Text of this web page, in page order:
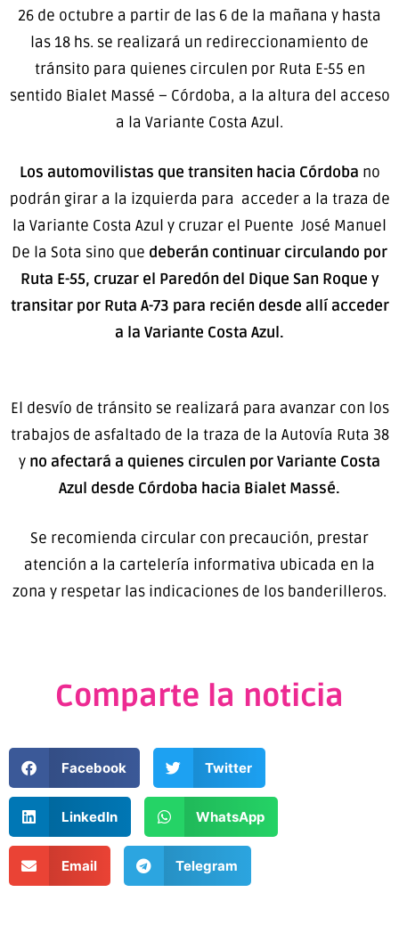
26 de octubre a partir de las 6 de la mañana y hasta
las 18 hs. se realizará un redireccionamiento de
tránsito para quienes circulen por Ruta E-55 en
sentido Bialet Massé – Córdoba, a la altura del acceso
a la Variante Costa Azul.
Los automovilistas que transiten hacia Córdoba no
podrán girar a la izquierda para acceder a la traza de
la Variante Costa Azul y cruzar el Puente José Manuel
De la Sota sino que deberán continuar circulando por
Ruta E-55, cruzar el Paredón del Dique San Roque y
transitar por Ruta A-73 para recién desde allí acceder
a la Variante Costa Azul.
El desvío de tránsito se realizará para avanzar con los
trabajos de asfaltado de la traza de la Autovía Ruta 38
y no afectará a quienes circulen por Variante Costa
Azul desde Córdoba hacia Bialet Massé.
Se recomienda circular con precaución, prestar
atención a la cartelería informativa ubicada en la
zona y respetar las indicaciones de los banderilleros.
Comparte la noticia
Facebook Twitter
LinkedIn WhatsApp
Email Telegram